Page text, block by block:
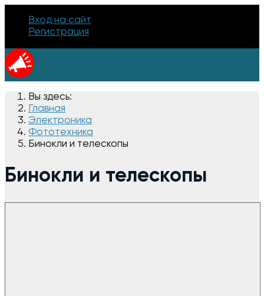
Вход на сайт
Регистрация
Вы здесь:
Главная
Электроника
Фототехника
Бинокли и телескопы
Бинокли и телескопы